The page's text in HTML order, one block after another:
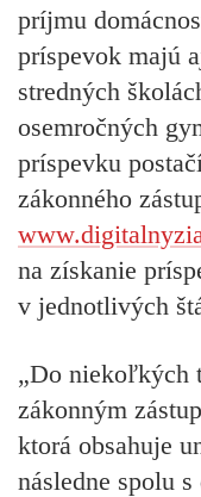
príjmu
príspevok majú
stredných
osemročných
príspevku
zákonného
na získanie
v jednotlivých
„Do niekoľkých
zákonným
ktorá obsahuje
následne spolu